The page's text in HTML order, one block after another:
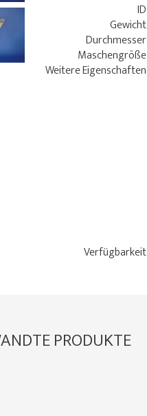
ID
Gewicht
Durchmesser
Maschengröße
Weitere Eigenschaften
Verfügbarkeit
PRODUKTE